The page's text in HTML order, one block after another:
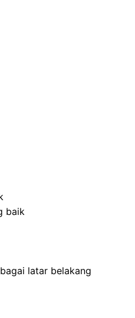
baik
latar belakang